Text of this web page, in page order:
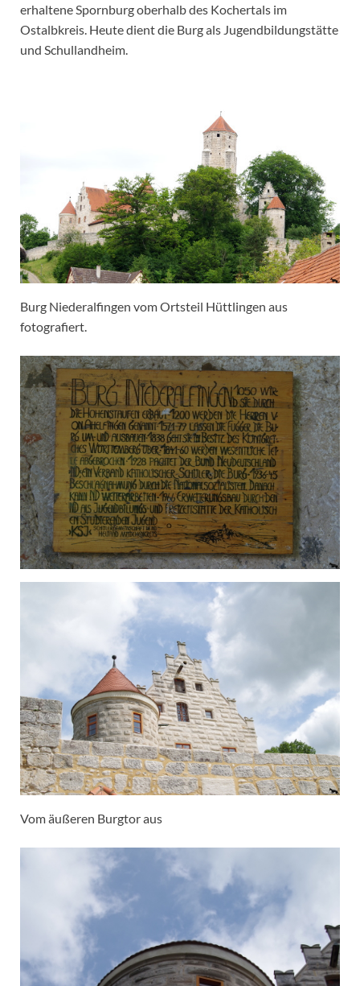
erhaltene Spornburg oberhalb des Kochertals im
Ostalbkreis. Heute dient die Burg als Jugendbildungstätte
und Schullandheim.
Burg Niederalfingen vom Ortsteil Hüttlingen aus
fotografiert.
Vom äußeren Burgtor aus